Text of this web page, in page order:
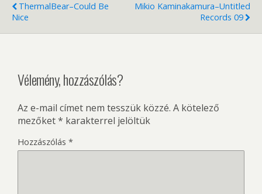
ThermalBear–Could Be
Nice
Mikio Kaminakamura–Untitled
Records 09
Vélemény, hozzászólás?
Az e-mail címet nem tesszük közzé. A kötelező
mezőket* karakterrel jelöltük
Hozzászólás *